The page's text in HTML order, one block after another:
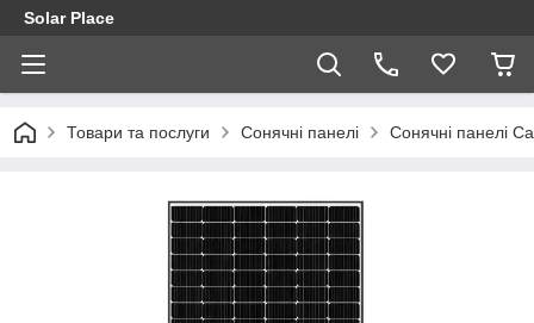
Solar Place
Товари та послуги Сонячні панелі Сонячні панелі